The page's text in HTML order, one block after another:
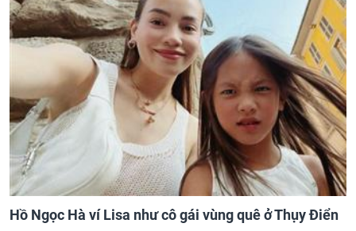
Hồ Ngọc Hà ví Lisa như cô gái vùng quê ở Thụy Điển